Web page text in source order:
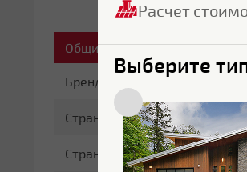
Общие характеристики
Бренд
Страна бренда
Страна производитель
Расчет
Выберите